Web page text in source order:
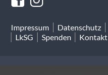
Impressum Datenschutz
LkSG
Spenden Kontakt